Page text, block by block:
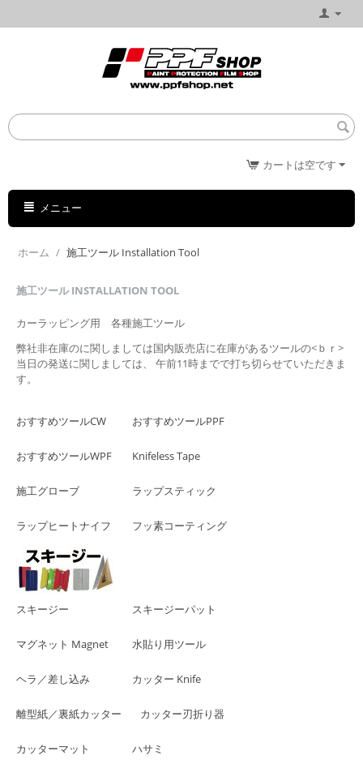
カートは空です
メニュー
ホーム / 施工ツール Installation Tool
施工ツール INSTALLATION TOOL
カーラッピング用 各種施工ツール
弊社非在庫のに関しましては国内販売店に在庫があるツールの<ｂｒ>
当日の発送に関しましては、 午前11時までで打ち切らせていただきま
す。
おすすめツールCW おすすめツールPPF
おすすめツールWPF Knifeless Tape
施工グローブ ラップスティック
ラップヒートナイフ フッ素コーティング
スキージー スキージーパット
マグネット Magnet 水貼り用ツール
ヘラ／差し込み カッター Knife
離型紙／裏紙カッター カッター刃折り器
カッターマット ハサミ